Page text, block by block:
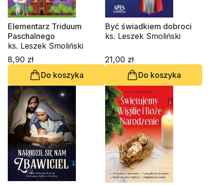
Elementarz Triduum
Paschalnego
ks. Leszek Smoliński
8,90 zł
Do koszyka
Być świadkiem dobroci
ks. Leszek Smoliński
21,00 zł
Do koszyka